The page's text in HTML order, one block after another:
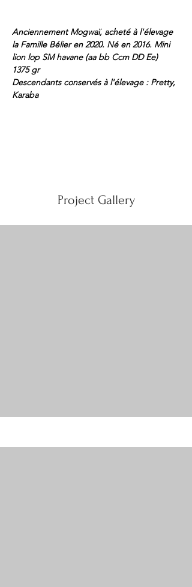
Anciennement Mogwaï, acheté à l'élevage
la Famille Bélier en 2020. Né en 2016. Mini
lion lop SM havane (aa bb Ccm DD Ee)
1375 gr
Descendants conservés à l'élevage : Pretty,
Karaba
Project Gallery